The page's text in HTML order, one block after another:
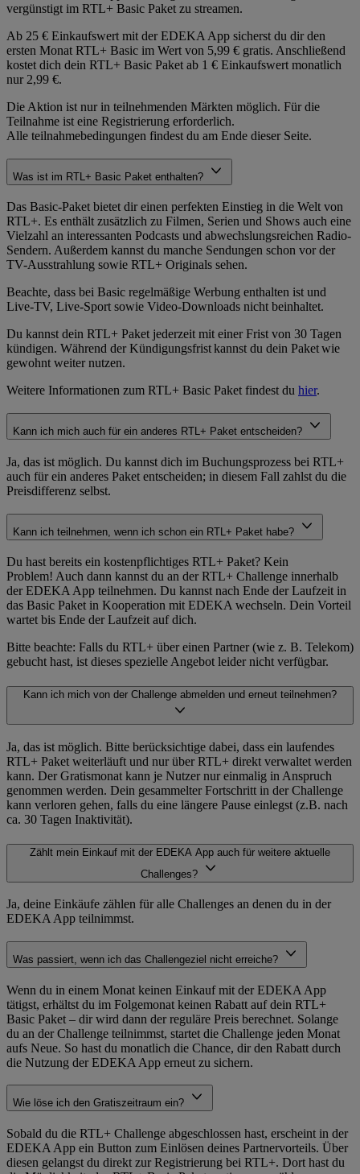
vergünstigt im RTL+ Basic Paket zu streamen.
Ab 25 € Einkaufswert mit der EDEKA App sicherst du dir den
ersten Monat RTL+ Basic im Wert von 5,99 € gratis. Anschließend
kostet dich dein RTL+ Basic Paket ab 1 € Einkaufswert monatlich
nur 2,99 €.
Die Aktion ist nur in teilnehmenden Märkten möglich. Für die
Teilnahme ist eine Registrierung erforderlich.
Alle teilnahmebedingungen findest du am Ende dieser Seite.
Was ist im RTL+ Basic Paket enthalten?
Das Basic-Paket bietet dir einen perfekten Einstieg in die Welt von
RTL+. Es enthält zusätzlich zu Filmen, Serien und Shows auch eine
Vielzahl an interessanten Podcasts und abwechslungsreichen Radio-
Sendern. Außerdem kannst du manche Sendungen schon vor der
TV-Ausstrahlung sowie RTL+ Originals sehen.
Beachte, dass bei Basic regelmäßige Werbung enthalten ist und
Live-TV, Live-Sport sowie Video-Downloads nicht beinhaltet.
Du kannst dein RTL+ Paket jederzeit mit einer Frist von 30 Tagen
kündigen. Während der Kündigungsfrist kannst du dein Paket wie
gewohnt weiter nutzen.
Weitere Informationen zum RTL+ Basic Paket findest du hier.
Kann ich mich auch für ein anderes RTL+ Paket entscheiden?
Ja, das ist möglich. Du kannst dich im Buchungsprozess bei RTL+
auch für ein anderes Paket entscheiden; in diesem Fall zahlst du die
Preisdifferenz selbst.
Kann ich teilnehmen, wenn ich schon ein RTL+ Paket habe?
Du hast bereits ein kostenpflichtiges RTL+ Paket? Kein
Problem! Auch dann kannst du an der RTL+ Challenge innerhalb
der EDEKA App teilnehmen. Du kannst nach Ende der Laufzeit in
das Basic Paket in Kooperation mit EDEKA wechseln. Dein Vorteil
wartet bis Ende der Laufzeit auf dich.
Bitte beachte: Falls du RTL+ über einen Partner (wie z. B. Telekom)
gebucht hast, ist dieses spezielle Angebot leider nicht verfügbar.
Kann ich mich von der Challenge abmelden und erneut teilnehmen?
Ja, das ist möglich. Bitte berücksichtige dabei, dass ein laufendes
RTL+ Paket weiterläuft und nur über RTL+ direkt verwaltet werden
kann. Der Gratismonat kann je Nutzer nur einmalig in Anspruch
genommen werden. Dein gesammelter Fortschritt in der Challenge
kann verloren gehen, falls du eine längere Pause einlegst (z.B. nach
ca. 30 Tagen Inaktivität).
Zählt mein Einkauf mit der EDEKA App auch für weitere aktuelle
Challenges?
Ja, deine Einkäufe zählen für alle Challenges an denen du in der
EDEKA App teilnimmst.
Was passiert, wenn ich das Challengeziel nicht erreiche?
Wenn du in einem Monat keinen Einkauf mit der EDEKA App
tätigst, erhältst du im Folgemonat keinen Rabatt auf dein RTL+
Basic Paket – dir wird dann der reguläre Preis berechnet. Solange
du an der Challenge teilnimmst, startet die Challenge jeden Monat
aufs Neue. So hast du monatlich die Chance, dir den Rabatt durch
die Nutzung der EDEKA App erneut zu sichern.
Wie löse ich den Gratiszeitraum ein?
Sobald du die RTL+ Challenge abgeschlossen hast, erscheint in der
EDEKA App ein Button zum Einlösen deines Partnervorteils. Über
diesen gelangst du direkt zur Registrierung bei RTL+. Dort hast du